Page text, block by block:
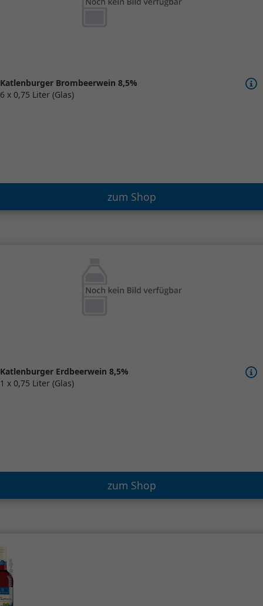
Katlenburger Brombeerwein 8,5%
6 x 0,75 Liter (Glas)
zum Shop
Katlenburger Erdbeerwein 8,5%
1 x 0,75 Liter (Glas)
zum Shop